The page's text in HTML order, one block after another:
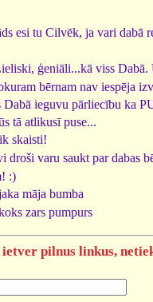
esi tu Cilvēk, ja vari dabā
ģeniāli...kā viss
bērnam nav iespēja
ieguvu pārliecību ka
tā atlikusī puse...
skaisti!
droši varu saukt par dabas
:)
māja bumba
zars pumpurs
pilnus linkus,